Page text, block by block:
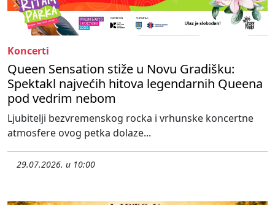
Koncerti
Queen Sensation stiže u Novu Gradišku:
Spektakl najvećih hitova legendarnih Queena
pod vedrim nebom
Ljubitelji bezvremenskog rocka i vrhunske koncertne
atmosfere ovog petka dolaze...
29.07.2026. u 10:00